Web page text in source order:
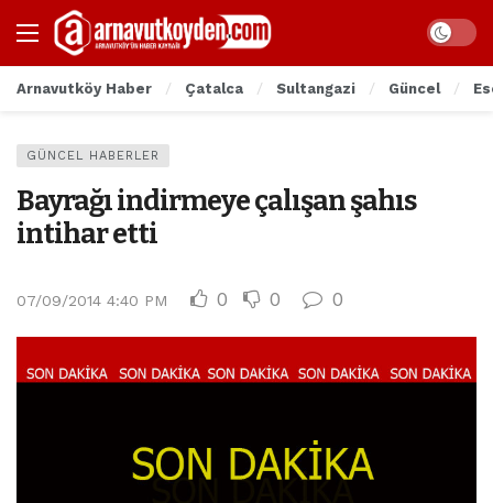
Arnavutköy Haber Çatalca Sultangazi Güncel
GÜNCEL HABERLER
Bayrağı indirmeye çalışan şahıs
intihar etti
07/09/2014 4:40 PM 0 0 0